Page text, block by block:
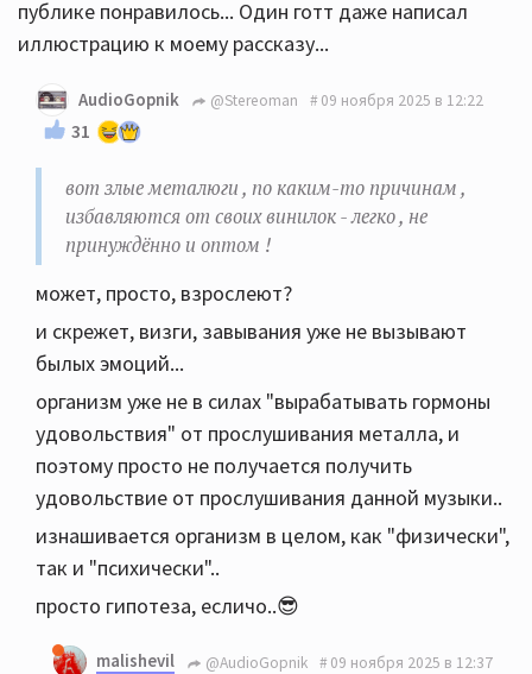
публике понравилось... Один готт даже написал
иллюстрацию к моему рассказу...
AudioGopnik @Stereoman 09 ноября 2025 в 12:22
31
вот злые металюги , по каким-то причинам ,
избавляются от своих винилок - легко , не
принуждённо и оптом !
может, просто, взрослеют?
и скрежет, визги, завывания уже не вызывают
былых эмоций...
организм уже не в силах "вырабатывать гормоны
удовольствия" от прослушивания металла, и
поэтому просто не получается получить
удовольствие от прослушивания данной музыки..
изнашивается организм в целом, как "физически",
так и "психически"..
просто гипотеза, есличо..😎
malishevil @AudioGopnik 09 ноября 2025 в 12:37